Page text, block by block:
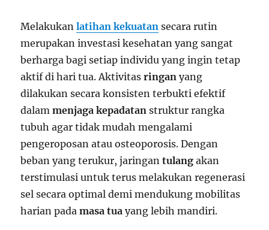
Melakukanlatihan kekuatan secara rutin
merupakan investasi kesehatan yang sangat
berharga bagi setiap individu yang ingin tetap
aktif di hari tua. Aktivitasringan yang
dilakukan secara konsisten terbukti efektif
dalammenjaga kepadatan struktur rangka
tubuh agar tidak mudah mengalami
pengeroposan atau osteoporosis. Dengan
beban yang terukur, jaringantulang akan
terstimulasi untuk terus melakukan regenerasi
sel secara optimal demi mendukung mobilitas
harian padamasa tua yang lebih mandiri.